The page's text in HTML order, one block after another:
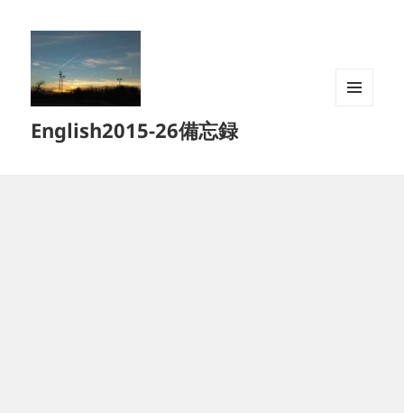
English2015-26備忘録